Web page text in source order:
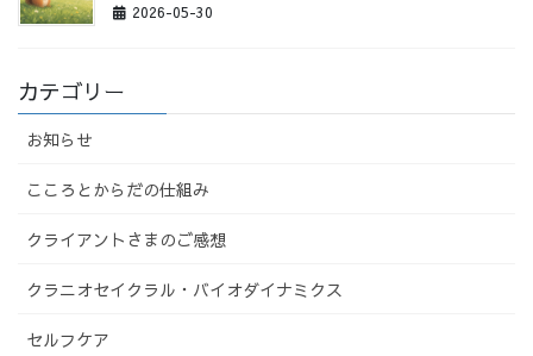
2026-05-30
カテゴリー
お知らせ
こころとからだの仕組み
クライアントさまのご感想
クラニオセイクラル・バイオダイナミクス
セルフケア